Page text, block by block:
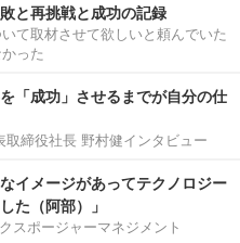
と再挑戦と成功の記録
て取材させて欲しいと頼んでいた
った
「成功」させるまでが自分の仕
締役社長 野村健インタビュー
イメージがあってテクノロジー
た（阿部）」
スポージャーマネジメント